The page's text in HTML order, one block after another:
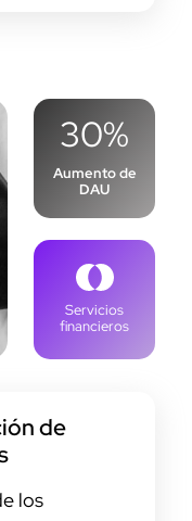
30%
Aumento de
DAU
Servicios
financieros
de
los